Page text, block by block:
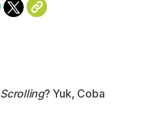
Scrolling? Yuk, Coba